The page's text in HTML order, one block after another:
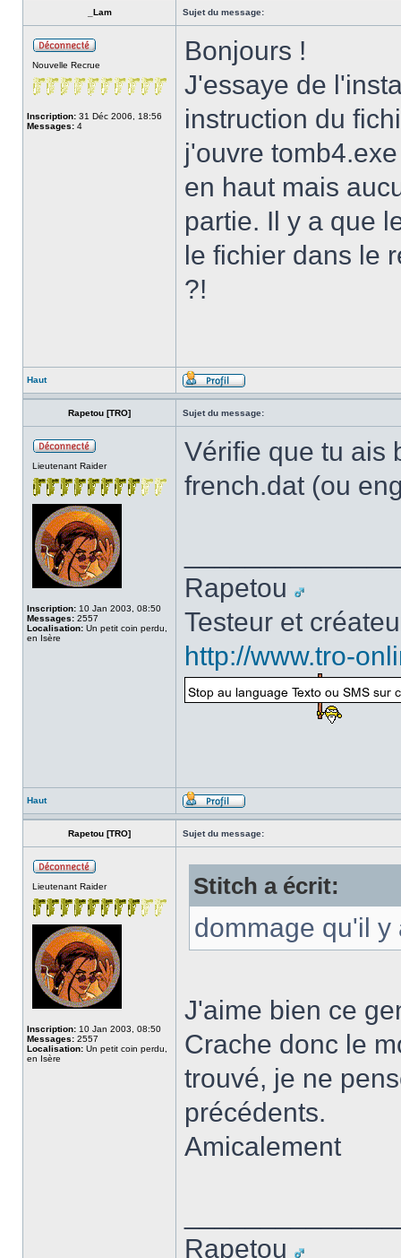
_Lam Sujet du message:
Nouvelle Recrue
Inscription: 31 Déc 2006, 18:56
Messages: 4
Bonjours !
J'essaye de
instruction du
j'ouvre
en haut mais
partie. Il y a que
le fichier dans le
?!
Haut
Rapetou [TRO] Sujet du message:
Lieutenant Raider
Inscription: 10 Jan 2003, 08:50
Messages: 2557
Localisation: Un petit coin perdu,
en Isère
Vérifie que tu ais
french.dat (ou
Rapetou
Testeur et
http://www.tro-
Haut
Rapetou [TRO] Sujet du message:
Lieutenant Raider
Inscription: 10 Jan 2003, 08:50
Messages: 2557
Localisation: Un petit coin perdu,
en Isère
Stitch a écrit:
dommage qu'il y
J'aime bien ce
Crache donc le
trouvé, je ne
précédents.
Amicalement
Rapetou